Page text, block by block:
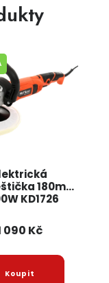
180mm
KD1726
090 Kč